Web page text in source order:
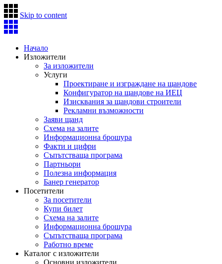
Skip to content
Начало
Изложители
За изложители
Услуги
Проектиране и изграждане на щандове
Конфигуратор на щандове на ИЕЦ
Изисквания за щандови строители
Рекламни възможности
Заяви щанд
Схема на залите
Информационна брошура
Факти и цифри
Съпътстваща програма
Партньори
Полезна информация
Банер генератор
Посетители
За посетители
Купи билет
Схема на залите
Информационна брошура
Съпътстваща програма
Работно време
Каталог с изложители
Основни изложители